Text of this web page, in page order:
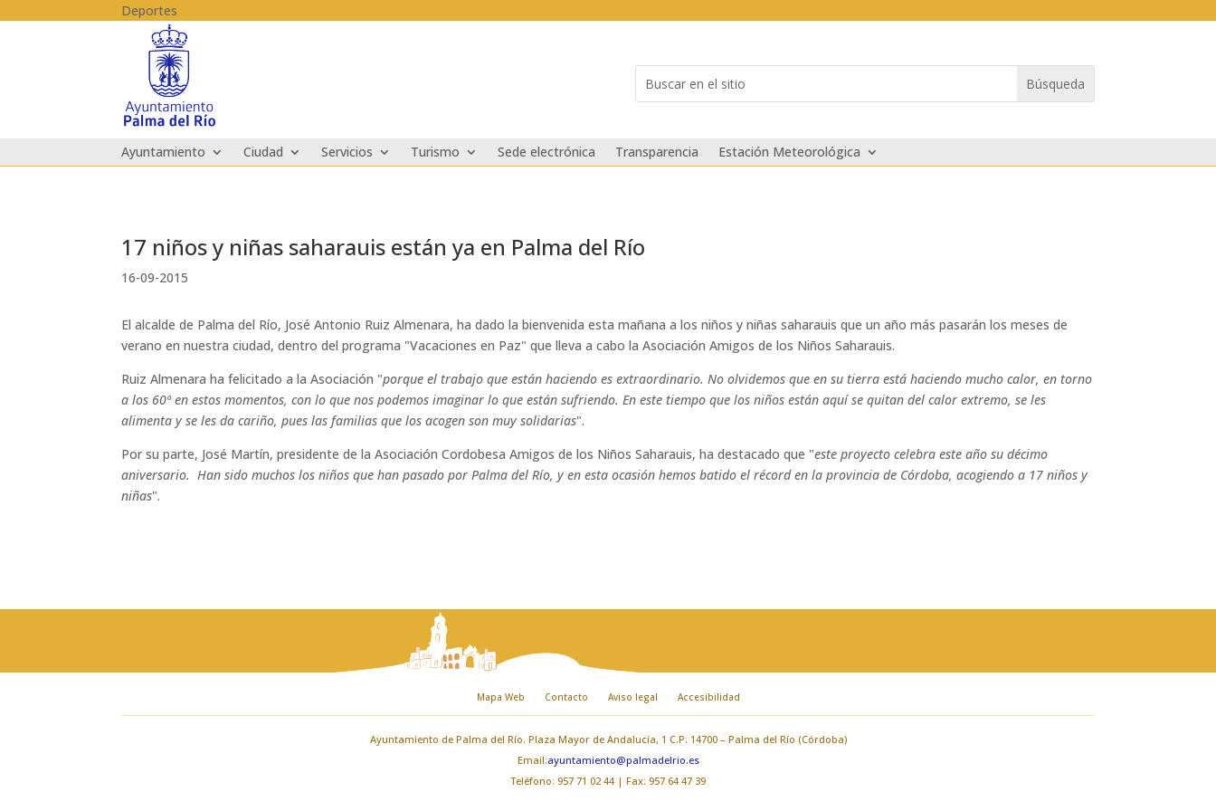
Deportes
for...
Ayuntamiento Ciudad Servicios Turismo Sede electrónica Transparencia Estación Meteorológica
17 niños y niñas saharauis están ya en Palma del Río
16-09-2015
El alcalde de Palma del Río, José Antonio Ruiz Almenara, ha dado la bienvenida esta mañana a los niños y niñas saharauis que un año más pasarán los meses de
verano en nuestra ciudad, dentro del programa "Vacaciones en Paz" que lleva a cabo la Asociación Amigos de los Niños Saharauis.
Ruiz Almenara ha felicitado a la Asociación "porque el trabajo que están haciendo es extraordinario. No olvidemos que en su tierra está haciendo mucho calor, en torno
a los 60º en estos momentos, con lo que nos podemos imaginar lo que están sufriendo. En este tiempo que los niños están aquí se quitan del calor extremo, se les
alimenta y se les da cariño, pues las familias que los acogen son muy solidarias".
Por su parte, José Martín, presidente de la Asociación Cordobesa Amigos de los Niños Saharauis, ha destacado que "este proyecto celebra este año su décimo
aniversario. Han sido muchos los niños que han pasado por Palma del Río, y en esta ocasión hemos batido el récord en la provincia de Córdoba, acogiendo a 17 niños y
niñas".
Mapa Web Contacto Aviso legal Accesibilidad
Ayuntamiento de Palma del Río. Plaza Mayor de Andalucía, 1 C.P: 14700 – Palma del Río (Córdoba)
Email:ayuntamiento@palmadelrio.es
Teléfono: 957 71 02 44 | Fax: 957 64 47 39